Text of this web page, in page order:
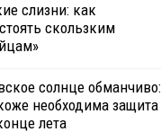
слизни: как
скользким
солнце обманчиво:
необходима защита
лета